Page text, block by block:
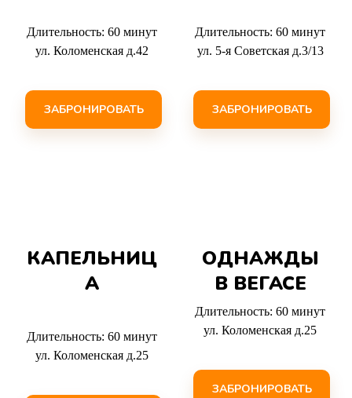
Длительность: 60 минут
ул. Коломенская д.42
ЗАБРОНИРОВАТЬ
Длительность: 60 минут
ул. 5-я Советская д.3/13
ЗАБРОНИРОВАТЬ
КАПЕЛЬНИЦ
А
Длительность: 60 минут
ул. Коломенская д.25
ОДНАЖДЫ
В ВЕГАСЕ
Длительность: 60 минут
ул. Коломенская д.25
ЗАБРОНИРОВАТЬ